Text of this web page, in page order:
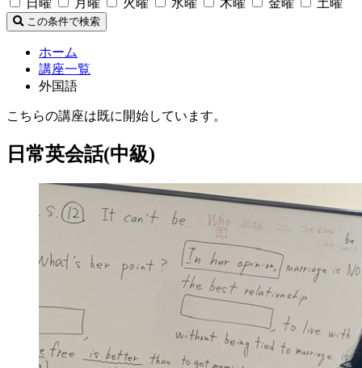
日曜
月曜 火曜 水曜 木曜 金曜 土曜
この条件で検索
ホーム
講座一覧
外国語
こちらの講座は既に開始しています。
日常英会話(中級)